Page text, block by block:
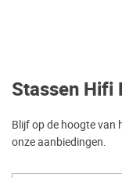
Stassen Hifi
Blijf op de hoogte van
onze aanbiedingen.